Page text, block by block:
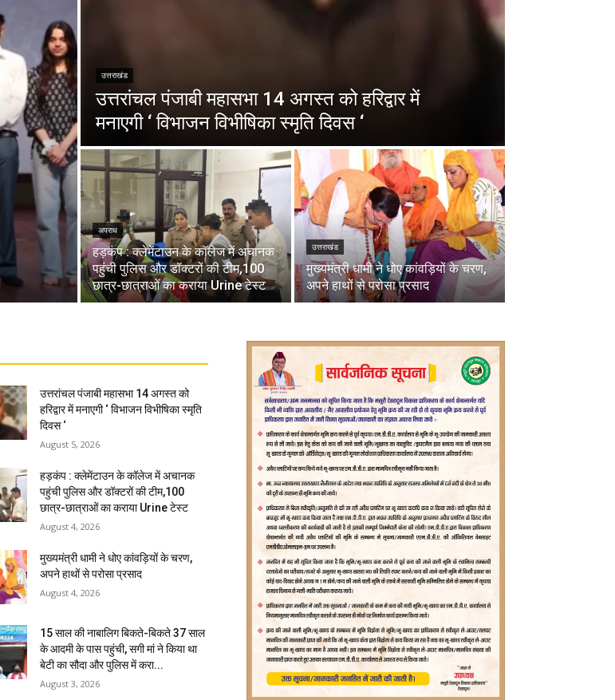
उत्तराखंड
उत्तरांचल पंजाबी महासभा 14 अगस्त को हरिद्वार में
मनाएगी ‘ विभाजन विभीषिका स्मृति दिवस ‘
अपराध
हड़कंप : क्लेमेंटाउन के कॉलेज में अचानक
पहुंची पुलिस और डॉक्टरों की टीम,100
छात्र-छात्राओं का कराया Urine टेस्ट
उत्तराखंड
मुख्यमंत्री धामी ने धोए कांवड़ियों के चरण,
अपने हाथों से परोसा प्रसाद
उत्तरांचल पंजाबी महासभा 14 अगस्त को
हरिद्वार में मनाएगी ‘ विभाजन विभीषिका स्मृति
दिवस ‘
August 5, 2026
हड़कंप : क्लेमेंटाउन के कॉलेज में अचानक
पहुंची पुलिस और डॉक्टरों की टीम,100
छात्र-छात्राओं का कराया Urine टेस्ट
August 4, 2026
मुख्यमंत्री धामी ने धोए कांवड़ियों के चरण,
अपने हाथों से परोसा प्रसाद
August 4, 2026
15 साल की नाबालिग बिकते-बिकते 37 साल
के आदमी के पास पहुंची, सगी मां ने किया था
बेटी का सौदा और पुलिस में करा...
August 3, 2026